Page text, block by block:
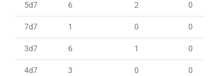
5d7 6 2 0
7d7 1 0 0
3d7 6 1 0
4d7 3 0 0